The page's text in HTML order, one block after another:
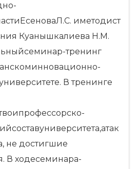
иметодист
Куанышкалиева Н.М.
тренинг
В тренинге
не достигшие
В ходесеминара-